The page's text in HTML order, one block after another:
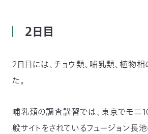
２日目
2日目には、チョウ類、哺乳類、植物
た。
哺乳類の調査講習では、東京でモニ
般サイトをされているフュージョン長